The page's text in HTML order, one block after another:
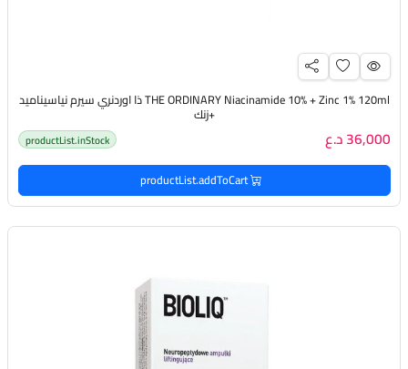
THE ORDINARY Niacinamide 10% + Zinc 1% 120ml ذا اوردنري سيرم نياسيناميد
+زنك
36,000 د.ع productList.inStock
productList.addToCart